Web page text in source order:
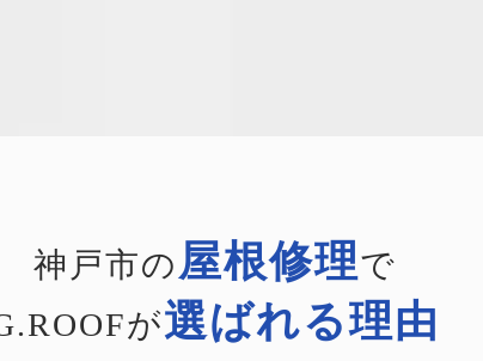
神戸市の屋根修理で
が選ばれる理由